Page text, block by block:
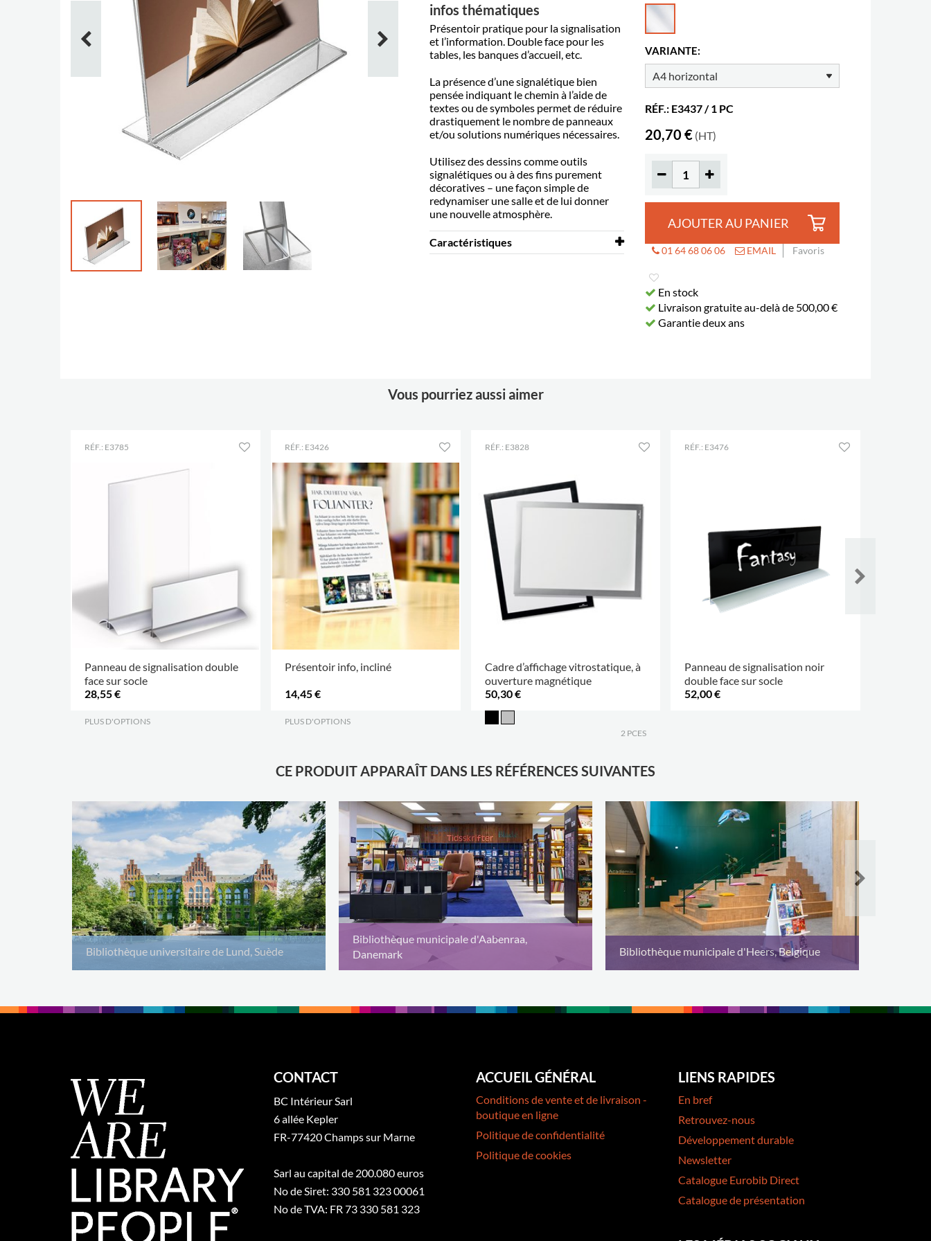
infos thématiques
Présentoir pratique pour la signalisation
et l’information. Double face pour les
tables, les banques d’accueil, etc.
La présence d’une signalétique bien
pensée indiquant le chemin à l’aide de
textes ou de symboles permet de réduire
drastiquement le nombre de panneaux
et/ou solutions numériques nécessaires.
Utilisez des dessins comme outils
signalétiques ou à des fins purement
décoratives – une façon simple de
redynamiser une salle et de lui donner
une nouvelle atmosphère.
Caractéristiques
VARIANTE:
RÉF.: E3437 / 1 PC
20,70 € (HT)
AJOUTER AU PANIER
01 64 68 06 06 EMAIL Favoris
En stock
Livraison gratuite au-delà de 500,00 €
Garantie deux ans
Vous pourriez aussi aimer
RÉF.: E3785
Panneau de signalisation double
face sur socle
28,55 €
PLUS D'OPTIONS
RÉF.: E3426
Présentoir info, incliné
14,45 €
PLUS D'OPTIONS
RÉF.: E3828
Cadre d’affichage vitrostatique, à
ouverture magnétique
50,30 €
2 PCES
RÉF.: E3476
Panneau de signalisation noir
double face sur socle
52,00 €
CE PRODUIT APPARAÎT DANS LES RÉFÉRENCES SUIVANTES
Bibliothèque universitaire de Lund, Suède
Bibliothèque municipale d'Aabenraa,
Danemark
Bibliothèque municipale d'Heers, Belgique
CONTACT
BC Intérieur Sarl
6 allée Kepler
FR-77420 Champs sur Marne
Sarl au capital de 200.080 euros
No de Siret: 330 581 323 00061
No de TVA: FR 73 330 581 323
ACCUEIL GÉNÉRAL
Conditions de vente et de livraison -
boutique en ligne
Politique de confidentialité
Politique de cookies
LIENS RAPIDES
En bref
Retrouvez-nous
Développement durable
Newsletter
Catalogue Eurobib Direct
Catalogue de présentation